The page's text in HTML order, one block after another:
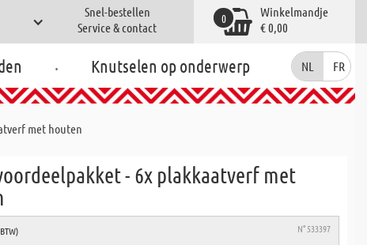
Snel-bestellen
Service & contact
Winkelmandje
€ 0,00
0
. Knutselen op onderwerp NL FR
met houten
- 6x plakkaatverf met
N° 533397